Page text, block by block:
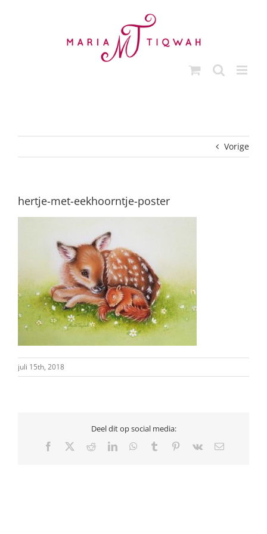
Vorige
hertje-met-eekhoorntje-poster
juli 15th, 2018
Deel dit op social media:
Facebook RedditLinkedInWhatsApp
Tumblr Pinterest
Vk
E-